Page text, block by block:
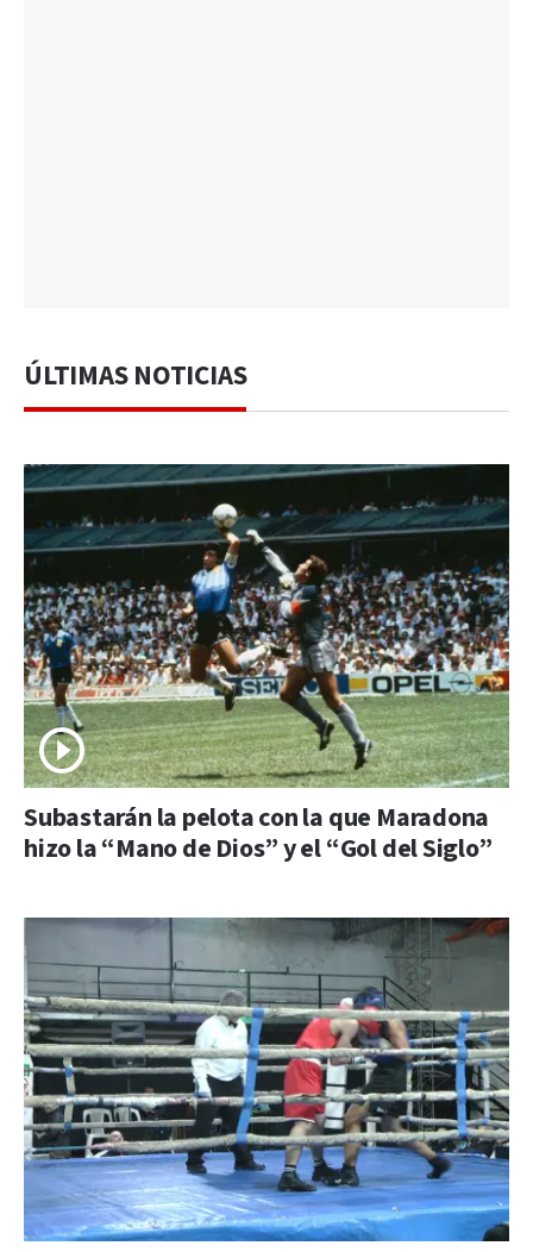
ÚLTIMAS NOTICIAS
Subastarán la pelota con la que Maradona
hizo la “Mano de Dios” y el “Gol del Siglo”